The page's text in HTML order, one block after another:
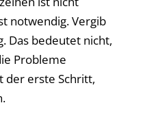
notwendig. Vergib
Das bedeutet nicht,
Probleme
der erste Schritt,